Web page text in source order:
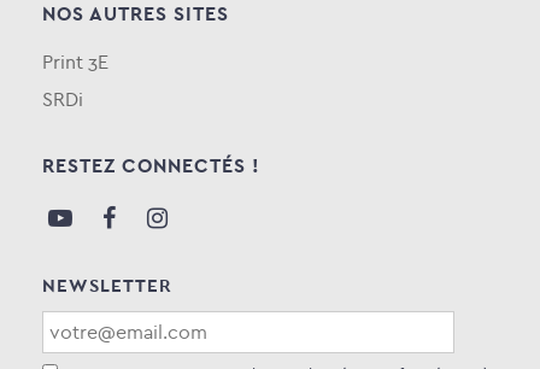
NOS AUTRES SITES
Print 3E
SRDi
RESTEZ CONNECTÉS !
NEWSLETTER